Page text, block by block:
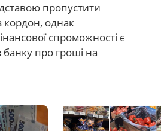
пропустити
кордон, однак
спроможності є
банку про гроші на